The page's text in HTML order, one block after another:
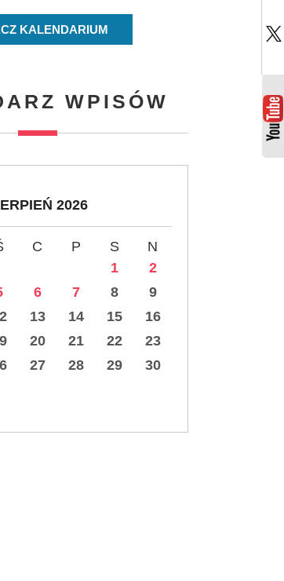
KALENDARIUM
WPISÓW
2026
C P S
N
1
2
6 7 8
9
13 14 15
16
20 21 22
23
27 28 29
30